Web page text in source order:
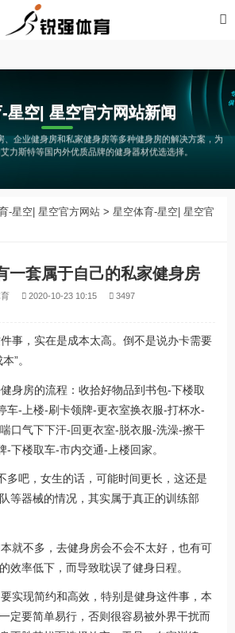
星空官方网站
星空| 星空官方网站新闻
、企业健身房和私家健身房等多种健身房的解决方案，为
力斯特等国内外优质品牌的健身器材优选选择。
-星空| 星空官方网站 > 星空体育-星空| 星空官
一套属于自己的私家健身房
2020-10-23 10:15 3497
事，实在是成本太高。倒不是说办卡需要
”。
身房的流程：收拾好物品到书包-下楼取
车-上楼-刷卡领牌-更衣室换衣服-打杯水-
口气下下汗-回更衣室-脱衣服-洗澡-擦干
-下楼取车-市内交通-上楼回家。
吧，女生的话，可能时间更长，这还是
等器械的情况，其实属于真正的训练部
就不多，去健身房会不会不太好，也有可
效率低下，而导致耽误了健身日程。
实现简约和高效，特别是健身这件事，本
定要简单易行，否则很容易被外界干扰而